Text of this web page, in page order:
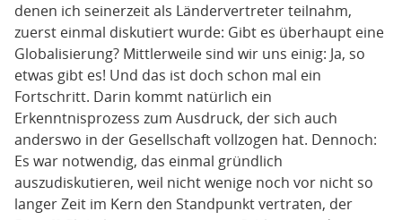
denen ich seinerzeit als Ländervertreter teilnahm,
zuerst einmal diskutiert wurde: Gibt es überhaupt eine
Globalisierung? Mittlerweile sind wir uns einig: Ja, so
etwas gibt es! Und das ist doch schon mal ein
Fortschritt. Darin kommt natürlich ein
Erkenntnisprozess zum Ausdruck, der sich auch
anderswo in der Gesellschaft vollzogen hat. Dennoch:
Es war notwendig, das einmal gründlich
auszudiskutieren, weil nicht wenige noch vor nicht so
langer Zeit im Kern den Standpunkt vertraten, der